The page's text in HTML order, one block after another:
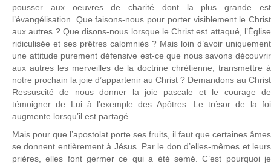
pousser aux oeuvres de charité dont la plus grande est
l’évangélisation. Que faisons-nous pour porter visiblement le Christ
aux autres ? Que disons-nous lorsque le Christ est attaqué, l’Église
ridiculisée et ses prêtres calomniés ? Mais loin d’avoir uniquement
une attitude purement défensive est-ce que nous savons découvrir
aux autres les merveilles de la doctrine chrétienne, transmettre à
notre prochain la joie d’appartenir au Christ ? Demandons au Christ
Ressuscité de nous donner la joie pascale et le courage de
témoigner de Lui à l’exemple des Apôtres. Le trésor de la foi
augmente lorsqu’il est partagé.
Mais pour que l’apostolat porte ses fruits, il faut que certaines âmes
se donnent entièrement à Jésus. Par le don d’elles-mêmes et leurs
prières, elles font germer ce qui a été semé. C’est pourquoi je